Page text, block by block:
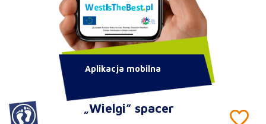
„Wielgi” spacer
Aplikacja mobilna